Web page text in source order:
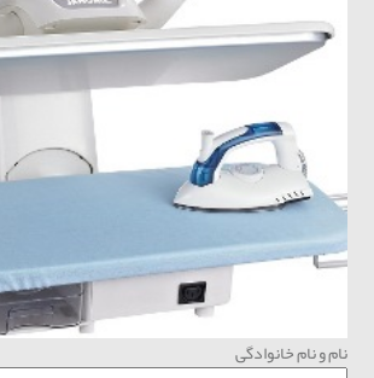
نام و نام خانوادگی